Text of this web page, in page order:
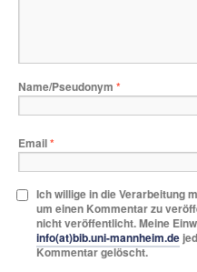
Name/Pseudonym *
Email*
Ich willige in die Verarbeitung
um einen Kommentar zu
nicht veröffentlicht. Meine
info(at)bib.uni-mannheim.de
Kommentar gelöscht.